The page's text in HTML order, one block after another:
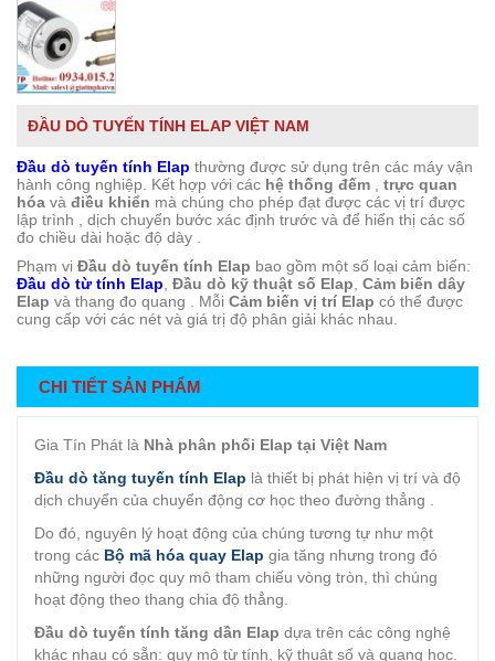
ĐẦU DÒ TUYẾN TÍNH ELAP VIỆT NAM
Đầu dò tuyến tính Elap thường được sử dụng trên các máy vận
hành công nghiệp. Kết hợp với các hệ thống đếm
trực quan
hóa và điều khiển mà chúng cho phép đạt được các vị trí được
lập trình , dịch chuyển bước xác định trước và để hiển thị các số
đo chiều dài hoặc độ dày .
Phạm vi Đầu dò tuyến tính Elap bao gồm một số loại cảm biến:
Đầu dò từ tính Elap Đầu dò kỹ thuật số Elap Cảm biến dây
Elap và thang đo quang . Mỗi Cảm biến vị trí Elap có thể được
cung cấp với các nét và giá trị độ phân giải khác nhau.
CHI TIẾT SẢN PHẨM
Gia Tín Phát là Nhà phân phối Elap tại Việt Nam
Đầu dò tăng tuyến tính Elap là thiết bị phát hiện vị trí và độ
dịch chuyển của chuyển động cơ học theo đường thẳng .
Do đó, nguyên lý hoạt động của chúng tương tự như một
trong các Bộ mã hóa quay Elap gia tăng nhưng trong đó
những người đọc quy mô tham chiếu vòng tròn, thì chúng
hoạt động theo thang chia độ thẳng.
Đầu dò tuyến tính tăng dần Elap dựa trên các công nghệ
khác nhau có sẵn: quy mô từ tính, kỹ thuật số và quang học.